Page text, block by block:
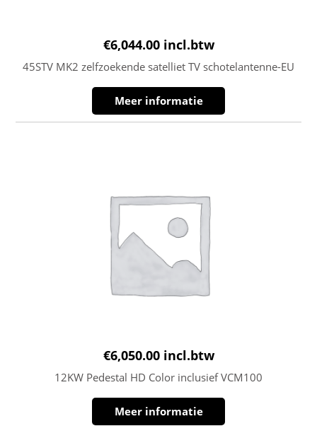
€6,044.00 incl.btw
45STV MK2 zelfzoekende satelliet TV schotelantenne-EU
Meer informatie
€6,050.00 incl.btw
12KW Pedestal HD Color inclusief VCM100
Meer informatie